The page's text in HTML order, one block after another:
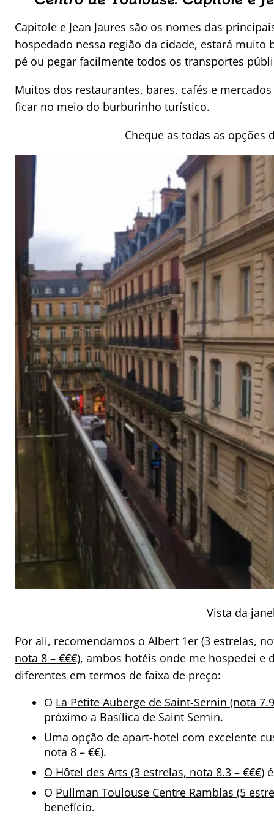
Capitole e Jean Jaures são os nomes das
hospedado nessa região da cidade, estará
pé ou pegar facilmente todos os transportes
Muitos dos restaurantes, bares, cafés e
ficar no meio do burburinho turístico.
Cheque as todas as
Vista da
Por ali, recomendamos o Albert 1er (3 estrelas,
nota 8 – €€€), ambos hotéis onde me hospedei e
diferentes em termos de faixa de preço:
O La Petite Auberge de Saint-Sernin (nota
próximo a Basílica de Saint Sernin.
Uma opção de apart-hotel com excelente
nota 8 – €€).
O Hôtel des Arts (3 estrelas, nota 8.3 – €€€)
O Pullman Toulouse Centre Ramblas (5
benefício.